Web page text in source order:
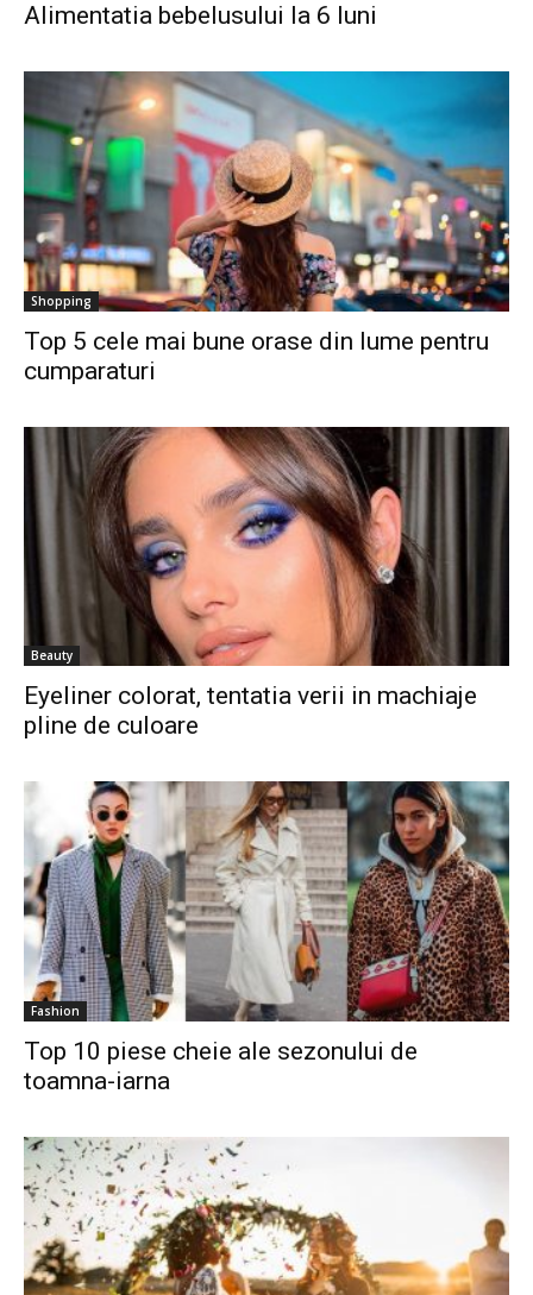
Alimentatia bebelusului la 6 luni
Shopping
Top 5 cele mai bune orase din lume pentru
cumparaturi
Beauty
Eyeliner colorat, tentatia verii in machiaje
pline de culoare
Fashion
Top 10 piese cheie ale sezonului de
toamna-iarna